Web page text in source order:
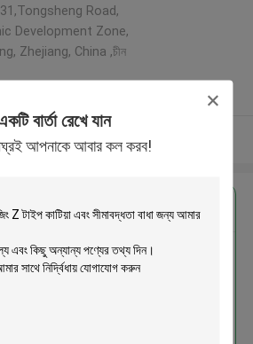
বার্তা রেখে যান
আপনাকে আবার কল করব!
Road,
Development Zone,
Zhejiang, China ,চীন
আরো দেখুন
এর সেরা মূল্য পান
পিভিসি শীট পিল এক্সট্রুজিং Z টাইপ কাটিয়া এবং
সীমাবদ্ধতা বাধা জন্য